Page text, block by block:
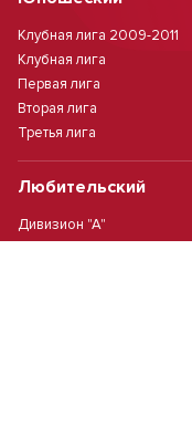
Клубная лига 2009-2011
Клубная лига
Первая лига
Вторая лига
Третья лига
Любительский
Дивизион "А"